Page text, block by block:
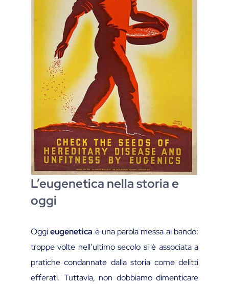
L’eugenetica nella storia e
oggi
Oggieugenetica è una parola messa al bando:
troppe volte nell’ultimo secolo si è associata a
pratiche condannate dalla storia come delitti
efferati. Tuttavia, non dobbiamo dimenticare